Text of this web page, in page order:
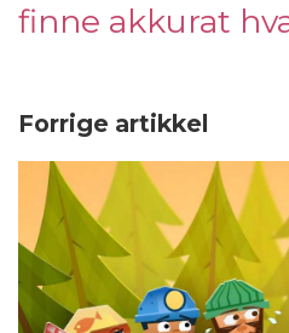
finne akkurat
Forrige artikkel